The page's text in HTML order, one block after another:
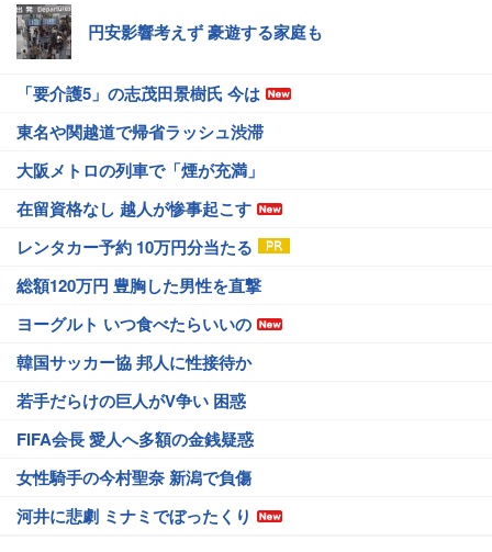
円安影響考えず 豪遊する家庭も
「要介護5」の志茂田景樹氏 今は
東名や関越道で帰省ラッシュ渋滞
大阪メトロの列車で「煙が充満」
在留資格なし 越人が惨事起こす
レンタカー予約 10万円分当たる
総額120万円 豊胸した男性を直撃
ヨーグルト いつ食べたらいいの
韓国サッカー協 邦人に性接待か
若手だらけの巨人がV争い 困惑
FIFA会長 愛人へ多額の金銭疑惑
女性騎手の今村聖奈 新潟で負傷
河井に悲劇 ミナミでぼったくり